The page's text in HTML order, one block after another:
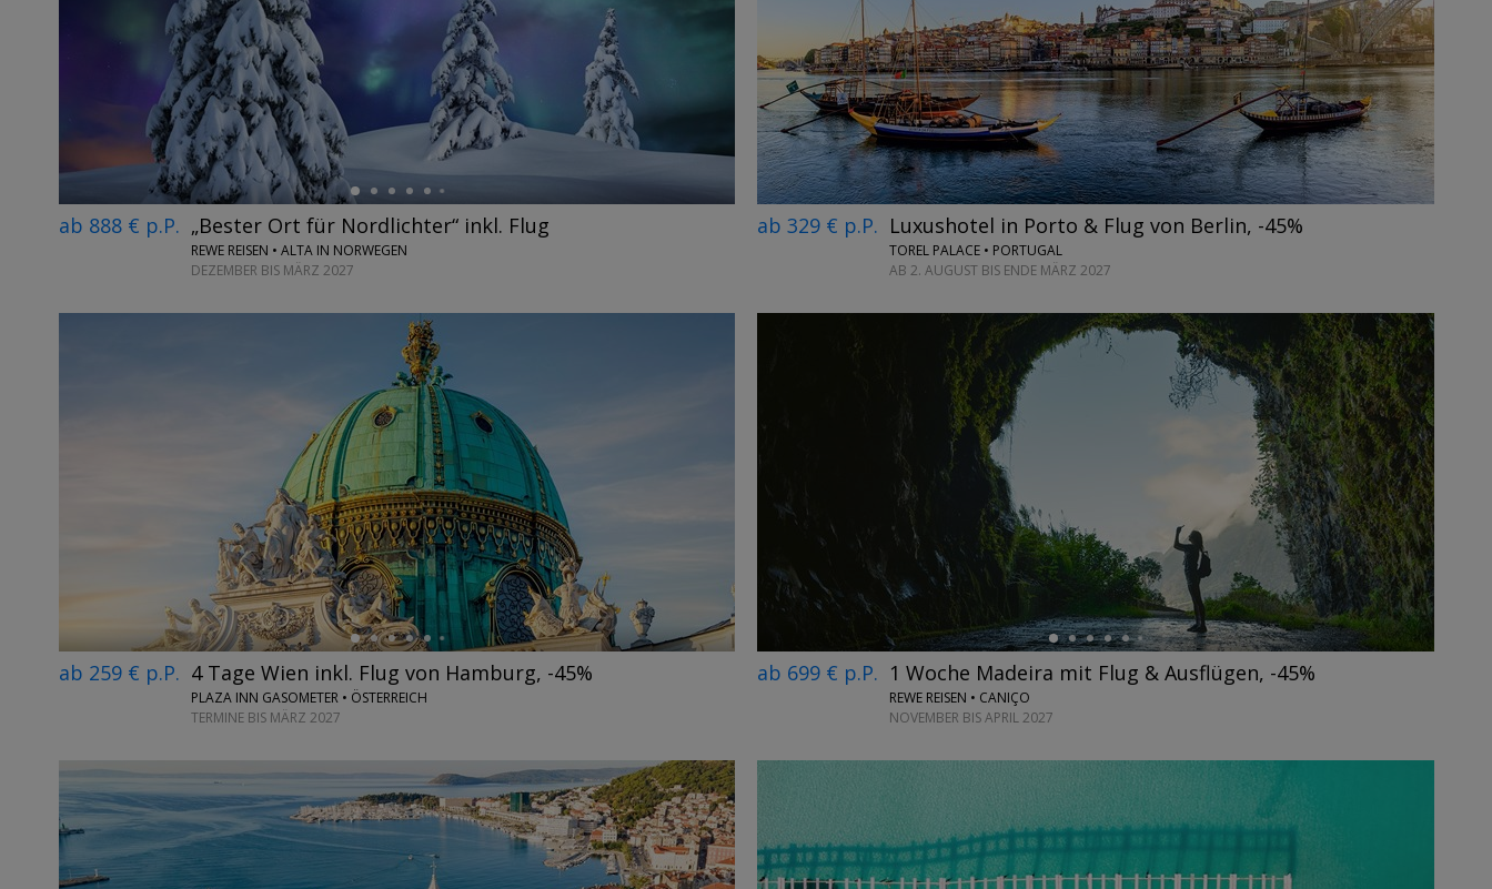
→
ab 888 € p.P. „Bester Ort für Nordlichter“ inkl. Flug
REWE REISEN • ALTA IN NORWEGEN
DEZEMBER BIS MÄRZ 2027
ab 329 € p.P. Luxushotel in Porto & Flug von Berlin, -45%
TOREL PALACE • PORTUGAL
AB 2. AUGUST BIS ENDE MÄRZ 2027
→
ab 259 € p.P. 4 Tage Wien inkl. Flug von Hamburg, -45%
PLAZA INN GASOMETER • ÖSTERREICH
TERMINE BIS MÄRZ 2027
ab 699 € p.P. 1 Woche Madeira mit Flug & Ausflügen, -45%
REWE REISEN • CANIÇO
NOVEMBER BIS APRIL 2027